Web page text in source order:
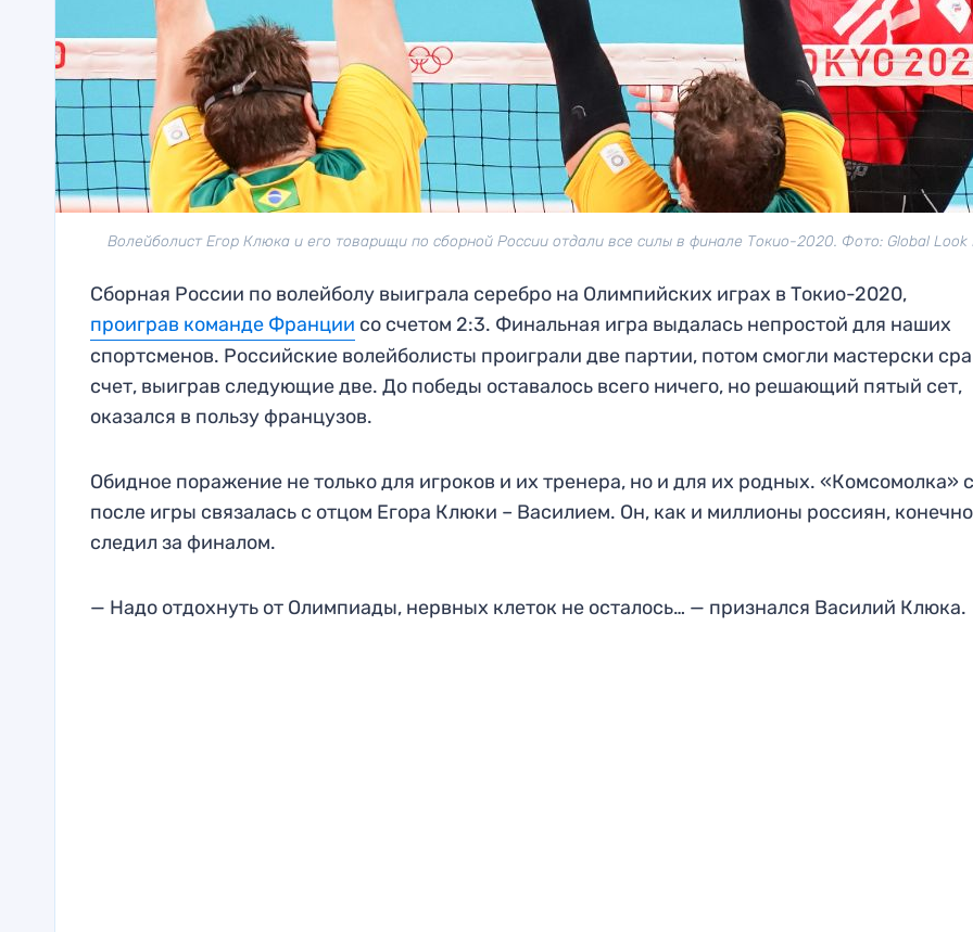
Волейболист Егор Клюка и его товарищи по сборной России отдали все силы в финале Токио-2020. Фото: Global Look
Сборная России по волейболу выиграла серебро на Олимпийских играх в Токио-2020,
проиграв команде Франции со счетом 2:3. Финальная игра выдалась непростой для наших
спортсменов. Российские волейболисты проиграли две партии, потом смогли мастерски
счет, выиграв следующие две. До победы оставалось всего ничего, но решающий пятый сет,
оказался в пользу французов.
Обидное поражение не только для игроков и их тренера, но и для их родных. «Комсомолка»
после игры связалась с отцом Егора Клюки – Василием. Он, как и миллионы россиян,
следил за финалом.
— Надо отдохнуть от Олимпиады, нервных клеток не осталось… — признался Василий Клюка.